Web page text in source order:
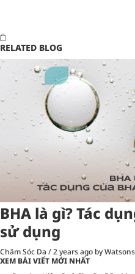
RELATED BLOG
BHA là gì? Tác
sử dụng
Chăm Sóc Da /2 years ago by
XEM BÀI VIẾT MỚI NHẤT